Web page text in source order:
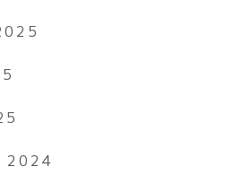
2024